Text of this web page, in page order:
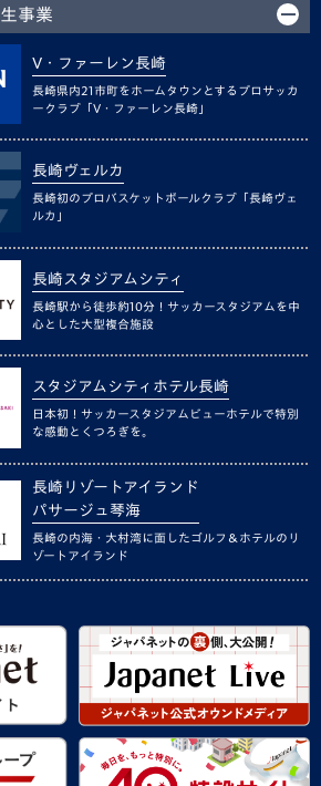
事業
V・ファーレン長崎
長崎県内21市町をホームタウンとするプロサッカ
ークラブ「V・ファーレン長崎」
長崎ヴェルカ
長崎初のプロバスケットボールクラブ「長崎ヴェ
ルカ」
長崎スタジアムシティ
長崎駅から徒歩約10分！サッカースタジアムを中
心とした大型複合施設
スタジアムシティホテル長崎
日本初！サッカースタジアムビューホテルで特別
な感動とくつろぎを。
長崎リゾートアイランド
パサージュ琴海
長崎の内海・大村湾に面したゴルフ＆ホテルのリ
ゾートアイランド